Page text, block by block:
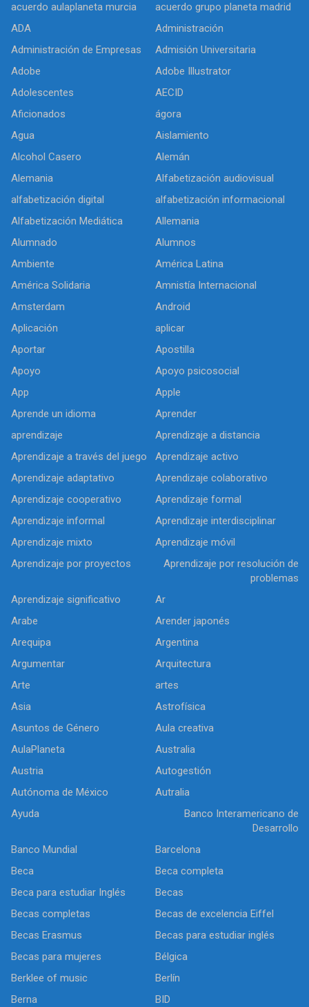
acuerdo aulaplaneta murcia
acuerdo grupo planeta madrid
ADA
Administración
Administración de Empresas
Admisión Universitaria
Adobe
Adobe Illustrator
Adolescentes
AECID
Aficionados
ágora
Agua
Aislamiento
Alcohol Casero
Alemán
Alemania
Alfabetización audiovisual
alfabetización digital
alfabetización informacional
Alfabetización Mediática
Allemania
Alumnado
Alumnos
Ambiente
América Latina
América Solidaria
Amnistía Internacional
Amsterdam
Android
Aplicación
aplicar
Aportar
Apostilla
Apoyo
Apoyo psicosocial
App
Apple
Aprende un idioma
Aprender
aprendizaje
Aprendizaje a distancia
Aprendizaje a través del juego
Aprendizaje activo
Aprendizaje adaptativo
Aprendizaje colaborativo
Aprendizaje cooperativo
Aprendizaje formal
Aprendizaje informal
Aprendizaje interdisciplinar
Aprendizaje mixto
Aprendizaje móvil
Aprendizaje por proyectos
Aprendizaje por resolución de
problemas
Aprendizaje significativo
Ar
Arabe
Arender japonés
Arequipa
Argentina
Argumentar
Arquitectura
Arte
artes
Asia
Astrofísica
Asuntos de Género
Aula creativa
AulaPlaneta
Australia
Austria
Autogestión
Autónoma de México
Autralia
Ayuda
Banco Interamericano de
Desarrollo
Banco Mundial
Barcelona
Beca
Beca completa
Beca para estudiar Inglés
Becas
Becas completas
Becas de excelencia Eiffel
Becas Erasmus
Becas para estudiar inglés
Becas para mujeres
Bélgica
Berklee of music
Berlín
Berna
BID